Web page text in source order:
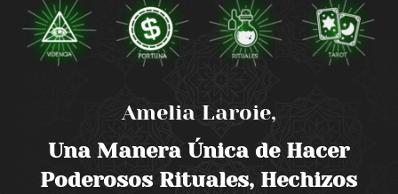
Amelia Laroie,
Una Manera Única de Hacer
Poderosos Rituales, Hechizos